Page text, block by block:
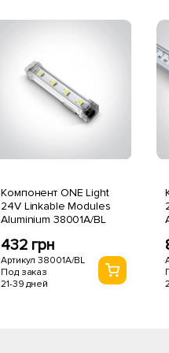
Компонент ONE Light
24V Linkable Modules
Aluminium 38001A/BL
432 грн
Артикул 38001A/BL
Под заказ
21-39 дней